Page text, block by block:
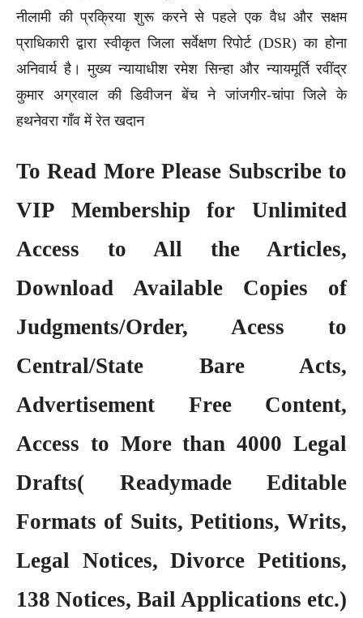
नीलामी की प्रक्रिया शुरू करने से पहले एक वैध और सक्षम
प्राधिकारी द्वारा स्वीकृत जिला सर्वेक्षण रिपोर्ट (DSR) का होना
अनिवार्य है। मुख्य न्यायाधीश रमेश सिन्हा और न्यायमूर्ति रवींद्र
कुमार अग्रवाल की डिवीजन बेंच ने जांजगीर-चांपा जिले के
हथनेवरा गाँव में रेत खदान
To Read More Please Subscribe to
VIP Membershipfor Unlimited
Access to All the Articles,
Download Available Copies of
Judgments/Order, Acess to
Central/State Bare Acts,
Advertisement Free Content,
Access to More than 4000 Legal
Drafts( Readymade Editable
Formats of Suits, Petitions, Writs,
Legal Notices, Divorce Petitions,
138 Notices, Bail Applications etc.)